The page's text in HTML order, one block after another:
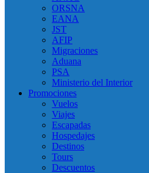
ORSNA
EANA
JST
AFIP
Migraciones
Aduana
PSA
Ministerio del Interior
Promociones
Vuelos
Viajes
Escapadas
Hospedajes
Destinos
Tours
Descuentos